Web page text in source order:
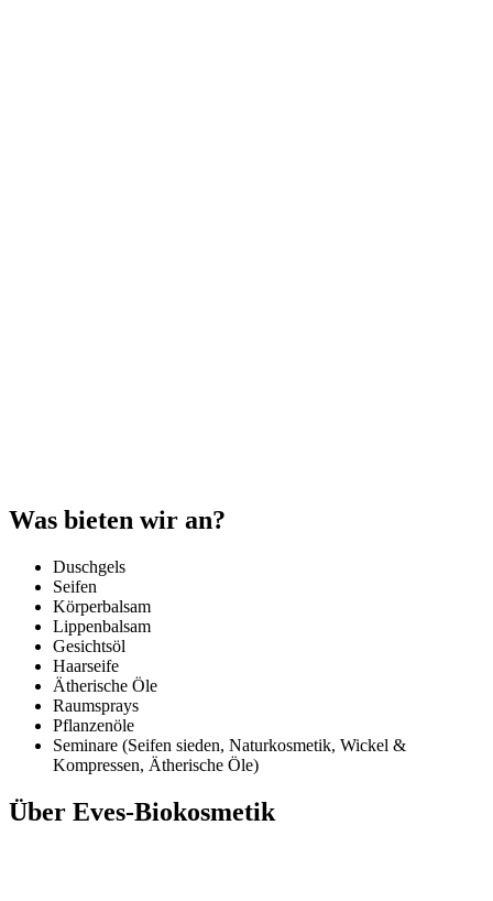
Was bieten wir an?
Duschgels
Seifen
Körperbalsam
Lippenbalsam
Gesichtsöl
Haarseife
Ätherische Öle
Raumsprays
Pflanzenöle
Seminare (Seifen sieden, Naturkosmetik, Wickel &
Kompressen, Ätherische Öle)
Über Eves-Biokosmetik